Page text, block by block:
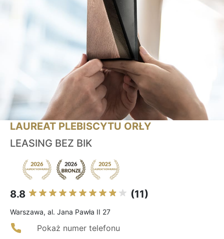
LAUREAT PLEBISCYTU ORŁY
LEASING BEZ BIK
8.8 (11)
Warszawa, al. Jana Pawła II 27
Pokaż numer telefonu